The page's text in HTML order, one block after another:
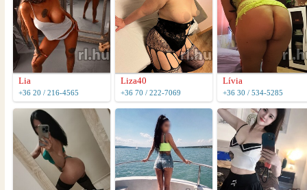
Lia
+36 20 / 216-4565
Liza40
+36 70 / 222-7069
Lívia
+36 30 / 534-5285